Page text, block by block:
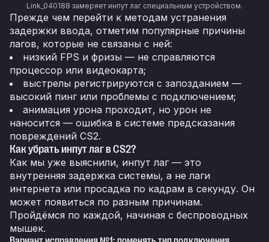
Link_040188 замеряет инпут лаг специальным устройством.
Прежде чем перейти к методам устранения
задержки ввода, отметим популярные причины
лагов, которые не связаны с ней:
низкий FPS и фризы — не справляются
процессор или видеокарта;
выстрелы регистрируются с запозданием —
высокий пинг или проблемы с подключением;
анимация урона проходит, но урон не
наносится — ошибка в системе предсказания
повреждений CS2.
Как убрать инпут лаг в CS2?
Как мы уже выяснили, инпут лаг — это
внутренняя задержка системы, а не лаги
интернета или просадка по кадрам в секунду. Он
может появиться по разным причинам.
Пройдёмся по каждой, начиная с беспроводных
мышек.